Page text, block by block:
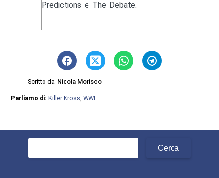
Predictions e The Debate.
Scritto da Nicola Morisco
Parliamo di:Killer Kross ,WWE